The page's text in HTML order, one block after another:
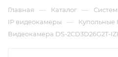
Главная — Каталог —
IP видеокамеры — Купольные
Видеокамера DS-2CD3D26G2T-